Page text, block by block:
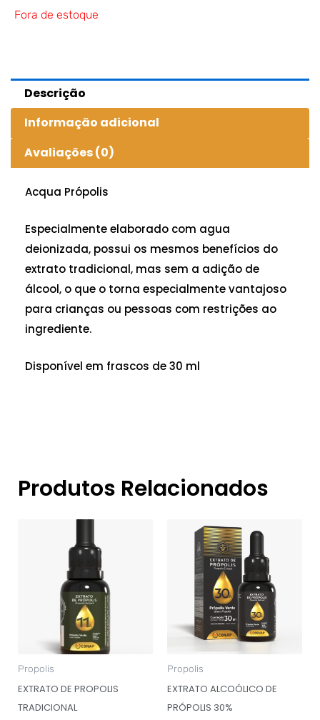
Fora de estoque
Descrição
Informação adicional
Avaliações (0)
Acqua Própolis
Especialmente elaborado com agua
deionizada, possui os mesmos benefícios do
extrato tradicional, mas sem a adição de
álcool, o que o torna especialmente vantajoso
para crianças ou pessoas com restrições ao
ingrediente.
Disponível em frascos de 30 ml
Produtos Relacionados
Propolis
EXTRATO DE PROPOLIS
TRADICIONAL
Propolis
EXTRATO ALCOÓLICO DE
PRÓPOLIS 30%